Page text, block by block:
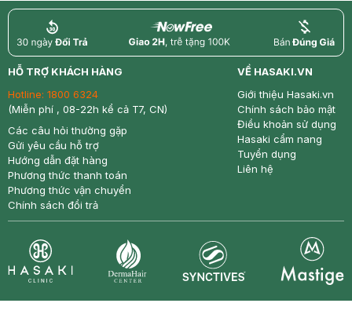
return nowfree price
HỖ TRỢ KHÁCH HÀNG
Hotline: 1800 6324
(Miễn phí , 08-22h kể cả T7, CN)
Các câu hỏi thường gặp
Gửi yêu cầu hỗ trợ
Hướng dẫn đặt hàng
Phương thức thanh toán
Phương thức vận chuyển
Chính sách đổi trả
VỀ HASAKI.VN
Giới thiệu Hasaki.vn
Chính sách bảo mật
Điều khoản sử dụng
Hasaki cẩm nang
Tuyển dụng
Liên hệ